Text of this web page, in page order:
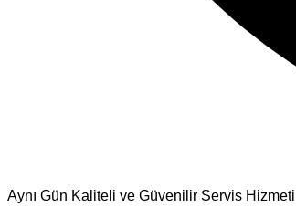
Aynı Gün Kaliteli ve Güvenilir Servis Hizmeti